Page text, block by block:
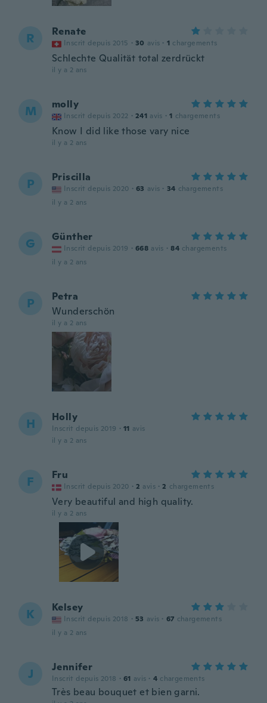
R Renate
Inscrit depuis 2015 · 30 avis · 1 chargements
Schlechte Qualität total zerdrückt
il y a 2 ans
M molly
Inscrit depuis 2022 · 241 avis · 1 chargements
Know I did like those vary nice
il y a 2 ans
P Priscilla
Inscrit depuis 2020 · 63 avis · 34 chargements
il y a 2 ans
G Günther
Inscrit depuis 2019 · 668 avis · 84 chargements
il y a 2 ans
P
Petra
Wunderschön
il y a 2 ans
H Holly
Inscrit depuis 2019 · 11 avis
il y a 2 ans
F Fru
Inscrit depuis 2020 · 2 avis · 2 chargements
Very beautiful and high quality.
il y a 2 ans
K Kelsey
Inscrit depuis 2018 · 53 avis · 67 chargements
il y a 2 ans
J Jennifer
Inscrit depuis 2018 · 61 avis · 4 chargements
Très beau bouquet et bien garni.